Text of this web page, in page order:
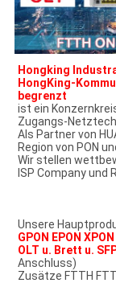
Hongking
HongKing-
begrenzt
ist ein
Zugangs-
Als Partner von
Region von PON
Wir stellen
ISP Company und
Unsere
GPON EPON
OLT u. Brett u.
Anschluss)
Zusätze FTTH